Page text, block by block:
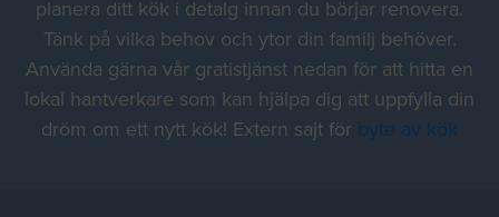
planera ditt kök i detalg innan du börjar renovera.
Tänk på vilka behov och ytor din familj behöver.
Använda gärna vår gratistjänst nedan för att hitta en
lokal hantverkare som kan hjälpa dig att uppfylla din
dröm om ett nytt kök! Extern sajt för byte av kök